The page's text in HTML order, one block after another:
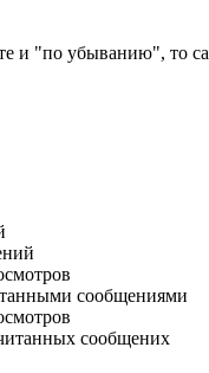
и "по убыванию", то
сообщениями
сообщених